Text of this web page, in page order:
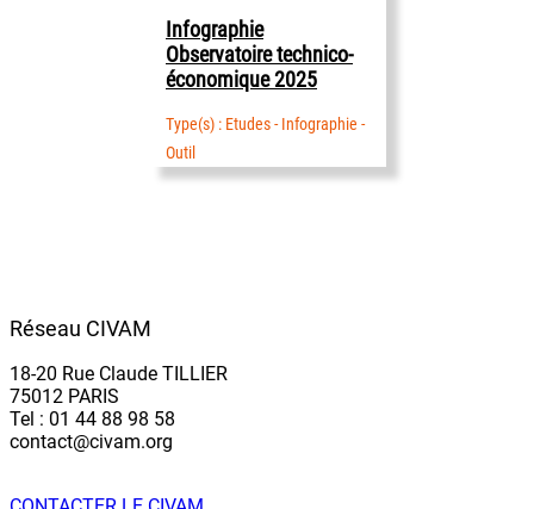
Infographie
Observatoire technico-
économique 2025
Type(s) : Etudes - Infographie -
Outil
Réseau CIVAM
18-20 Rue Claude TILLIER
75012 PARIS
Tel : 01 44 88 98 58
contact@civam.org